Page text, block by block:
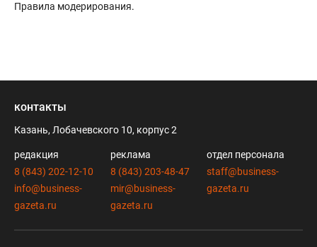
Правила модерирования.
контакты
Казань, Лобачевского 10, корпус 2
редакция
8 (843) 202-12-10
info@business-
gazeta.ru
реклама
8 (843) 203-48-47
mir@business-
gazeta.ru
отдел персонала
staff@business-
gazeta.ru